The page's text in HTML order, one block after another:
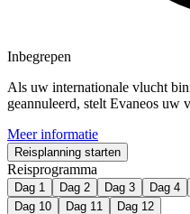
Inbegrepen
Als uw internationale vlucht
geannuleerd, stelt Evaneos uw
Meer informatie
Reisplanning starten
Reisprogramma
Dag 1 Dag 2 Dag 3 Dag 4
Dag 10
Dag 11 Dag 12